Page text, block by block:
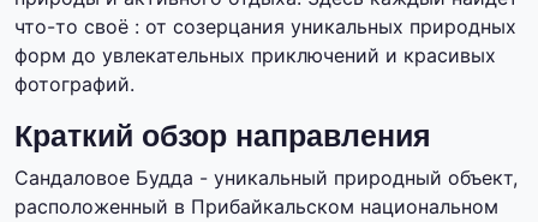
что-то своё : от созерцания уникальных природных
форм до увлекательных приключений и красивых
фотографий.
Краткий обзор направления
Сандаловое Будда - уникальный природный объект,
расположенный в Прибайкальском национальном